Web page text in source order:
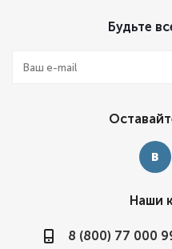
Будьте
Наши
8 (800) 77 000